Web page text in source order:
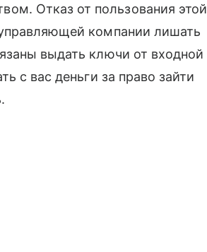
Отказ от пользования этой
компании лишать
выдать ключи от входной
с вас деньги за право зайти